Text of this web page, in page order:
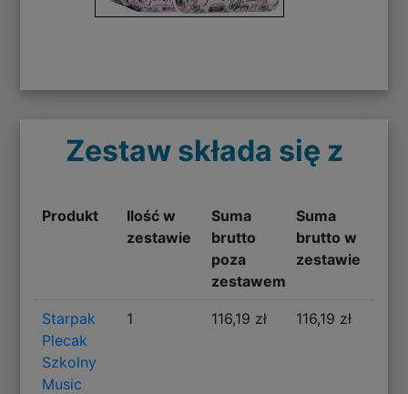
Zestaw składa się z
Produkt
Ilość w
zestawie
Suma
brutto
poza
zestawem
Suma
brutto w
zestawie
Starpak
Plecak
Szkolny
Music
1 116,19 zł 116,19 zł